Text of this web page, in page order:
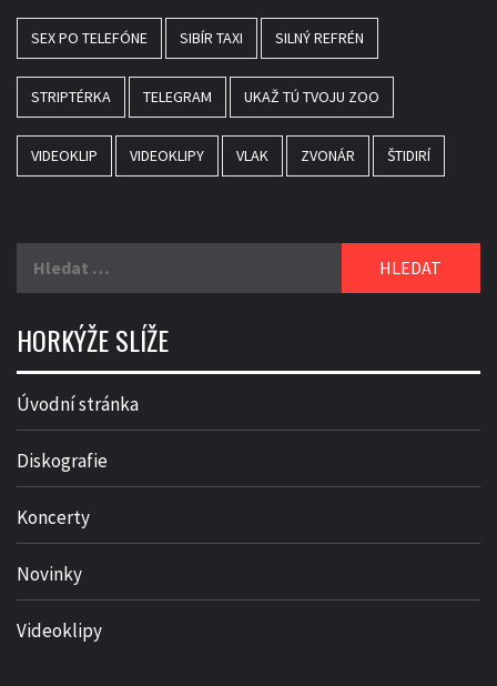
SEX PO TELEFÓNE SIBÍR TAXI SILNÝ REFRÉN
STRIPTÉRKA TELEGRAM UKAŽ TÚ TVOJU ZOO
VIDEOKLIP VIDEOKLIPY VLAK ZVONÁR ŠTIDIRÍ
HORKÝŽE SLÍŽE
Úvodní stránka
Diskografie
Koncerty
Novinky
Videoklipy